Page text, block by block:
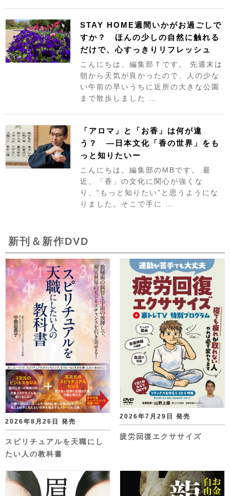
STAY HOME週間いかがお過ごしで
すか？ ほんの少しの自然に触れる
だけで、心すっきりリフレッシュ
こんにちは、編集部Ｔです。 先週末は
朝から天気が良かったので、人の少な
い午前の早いうちに近所の大きな公園
まで散歩しました …
「アロマ」と「お香」は何が違
う？ ―日本文化「香の世界」をも
っと知りたいー
こんにちは。編集部のMBです。 最
近、「香」の文化に関心が強くな
り、“もっと知りたい”と思うようにな
りました。そこで手に …
新刊＆新作DVD
2026年8月26日 発売
スピリチュアルを天職にし
たい人の教科書
2026年7月29日 発売
疲労回復エクササイズ